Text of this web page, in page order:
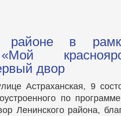
в
двор
Астраханская, 9
по
Ленинского района,